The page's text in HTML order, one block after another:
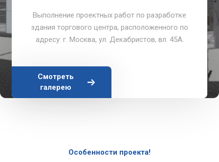
Выполнение проектных работ по разработке
здания торгового центра, расположенного по
адресу: г. Москва, ул. Декабристов, вл. 45А.
Смотреть
галерею
Особенности проекта!